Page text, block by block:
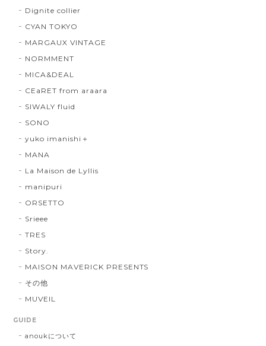
Dignite collier
CYAN TOKYO
MARGAUX VINTAGE
NORMMENT
MICA&DEAL
CEaRET from araara
SIWALY fluid
SONO
yuko imanishi＋
MANA
La Maison de Lyllis
manipuri
ORSETTO
Srieee
TRES
Story.
MAISON MAVERICK PRESENTS
その他
MUVEIL
GUIDE
anoukについて